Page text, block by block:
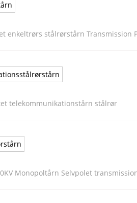
enkeltrørs stålrørstårn Transmission
telekommunikationstårn stålrør
Monopoltårn Selvpolet